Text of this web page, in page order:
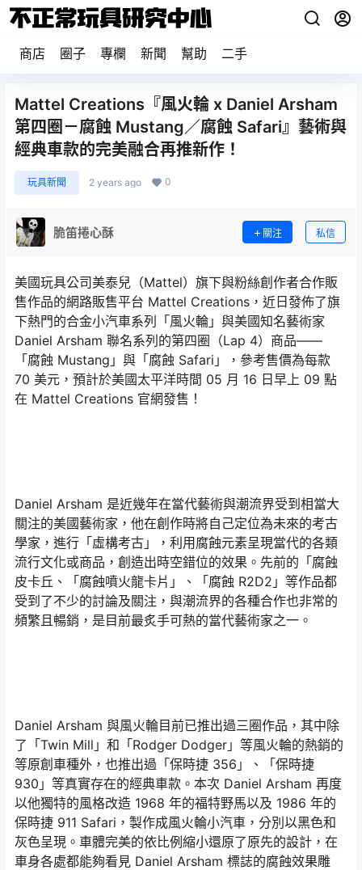
商店 圈子 專欄 新聞 幫助 二手
Mattel Creations『風火輪 x Daniel Arsham
第四圈－腐蝕 Mustang／腐蝕 Safari』藝術與
經典車款的完美融合再推新作！
玩具新聞 2 years ago 0
脆笛捲心酥 關注 私信
美國玩具公司美泰兒（Mattel）旗下與粉絲創作者合作販
售作品的網路販售平台 Mattel Creations，近日發佈了旗
下熱門的合金小汽車系列「風火輪」與美國知名藝術家
Daniel Arsham 聯名系列的第四圈（Lap 4）商品——
「腐蝕 Mustang」與「腐蝕 Safari」，參考售價為每款
70 美元，預計於美國太平洋時間 05 月 16 日早上 09 點
在 Mattel Creations 官網發售！
Daniel Arsham 是近幾年在當代藝術與潮流界受到相當大
關注的美國藝術家，他在創作時將自己定位為未來的考古
學家，進行「虛構考古」，利用腐蝕元素呈現當代的各類
流行文化或商品，創造出時空錯位的效果。先前的「腐蝕
皮卡丘、「腐蝕噴火龍卡片」、「腐蝕 R2D2」等作品都
受到了不少的討論及關注，與潮流界的各種合作也非常的
頻繁且暢銷，是目前最炙手可熱的當代藝術家之一。
Daniel Arsham 與風火輪目前已推出過三圈作品，其中除
了「Twin Mill」和「Rodger Dodger」等風火輪的熱銷的
等原創車種外，也推出過「保時捷 356」、「保時捷
930」等真實存在的經典車款。本次 Daniel Arsham 再度
以他獨特的風格改造 1968 年的福特野馬以及 1986 年的
保時捷 911 Safari，製作成風火輪小汽車，分別以黑色和
灰色呈現。車體完美的依比例縮小還原了原先的設計，在
車身各處都能夠看見 Daniel Arsham 標誌的腐蝕效果雕